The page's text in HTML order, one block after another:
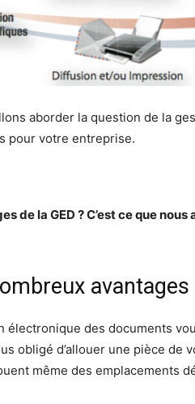
aborder la question de la
pour votre entreprise.
de la GED ? C’est ce que
avantages
électronique des documents
obligé d’allouer une pièce de
même des emplacements